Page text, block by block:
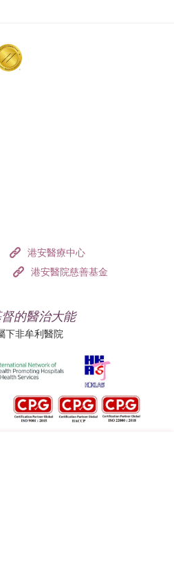
港安醫療中心
港安醫院慈善基金
的醫治大能
下非牟利醫院